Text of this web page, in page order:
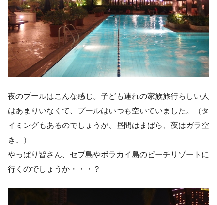
夜のプールはこんな感じ。子ども連れの家族旅行らしい人
はあまりいなくて、プールはいつも空いていました。（タ
イミングもあるのでしょうが、昼間はまばら、夜はガラ空
き。）
やっぱり皆さん、セブ島やボラカイ島のビーチリゾートに
行くのでしょうか・・・？